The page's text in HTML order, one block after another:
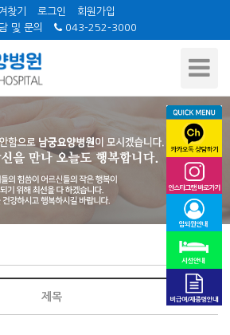
찾기 로그인
회원가입
및 문의
043-252-3000
Toggle
제목